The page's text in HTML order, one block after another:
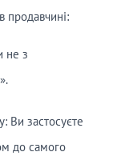
продавчині:
не з
Ви застосуєте
до самого